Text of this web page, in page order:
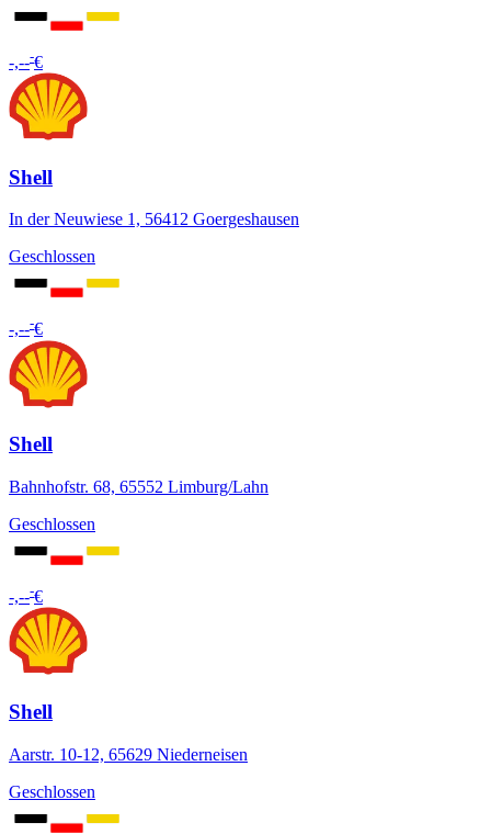
-,---€
Shell
In der Neuwiese 1, 56412 Goergeshausen
Geschlossen
-,---€
Shell
Bahnhofstr. 68, 65552 Limburg/Lahn
Geschlossen
-,---€
Shell
Aarstr. 10-12, 65629 Niederneisen
Geschlossen